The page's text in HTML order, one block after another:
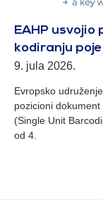
EAHP
kodiranju
9. jula 2026.
Evropsko
pozicioni
(Single Unit
od 4.